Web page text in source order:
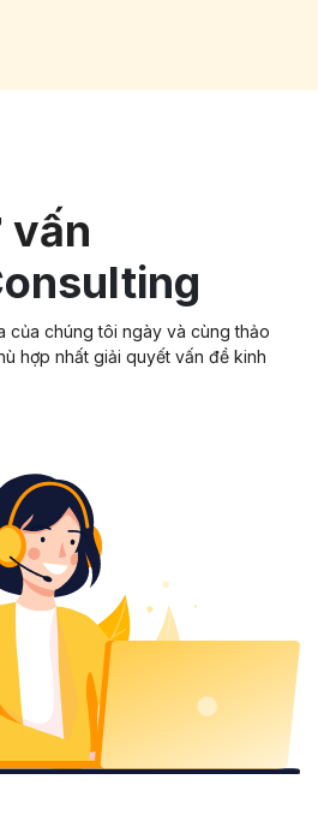
vấn
của chúng tôi ngày và cùng thảo
hợp nhất giải quyết vấn đề kinh